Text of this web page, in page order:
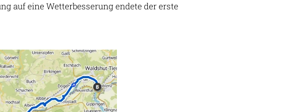
auf eine Wetterbesserung endete der erste